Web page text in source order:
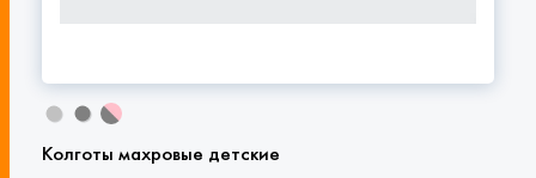
Колготы махровые детские